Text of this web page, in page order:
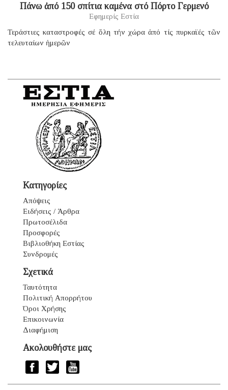
Πάνω ἀπό 150 σπίτια καμένα στό Πόρτο Γερμενό
Εφημερίς Εστία
Τεράστιες καταστροφές σέ ὅλη τήν χώρα ἀπό τίς πυρκαϊές τῶν
τελευταίων ἡμερῶν
Κατηγορίες
Απόψεις
Ειδήσεις / Άρθρα
Πρωτοσέλιδα
Προσφορές
Βιβλιοθήκη Εστίας
Συνδρομές
Σχετικά
Ταυτότητα
Πολιτική Απορρήτου
Όροι Χρήσης
Επικοινωνία
Διαφήμιση
Ακολουθήστε μας